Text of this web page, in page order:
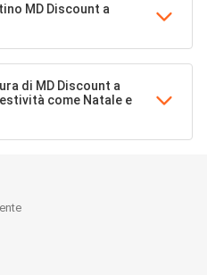
MD Discount a
di MD Discount a
come Natale e